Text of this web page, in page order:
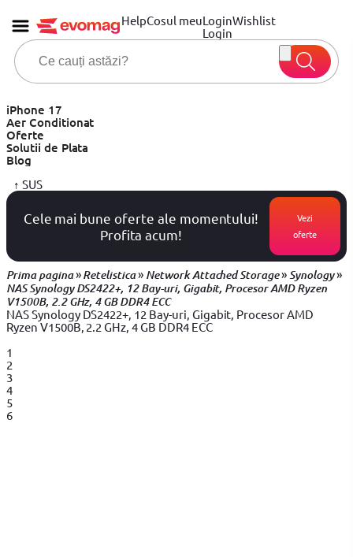
HelpCosul meuLogin
Login
Wishlist
iPhone 17
Aer Conditionat
Oferte
Solutii de Plata
Blog
↑ SUS
Cele mai bune oferte ale momentului!
Profita acum!
Vezi
oferte
Prima pagina»Retelistica» Network Attached Storage»Synology»
NAS Synology DS2422+, 12 Bay-uri, Gigabit, Procesor AMD Ryzen
V1500B, 2.2 GHz, 4 GB DDR4 ECC
NAS Synology DS2422+, 12 Bay-uri, Gigabit, Procesor AMD
Ryzen V1500B, 2.2 GHz, 4 GB DDR4 ECC
1
2
3
4
5
6